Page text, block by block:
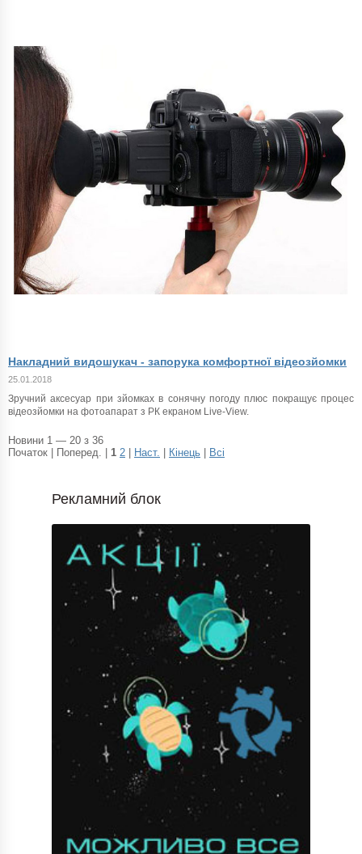
Накладний видошукач - запорука комфортної відеозйомки
25.01.2018
Зручний аксесуар при зйомках в сонячну погоду плюс покращує процес
відеозйомки на фотоапарат з РК екраном Live-View.
Новини 1 — 20 з 36
Початок | Поперед. | 1 2 Наст. Кінець Всі
Рекламний блок